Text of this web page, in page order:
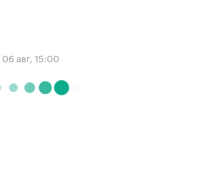
06 авг, 15:00